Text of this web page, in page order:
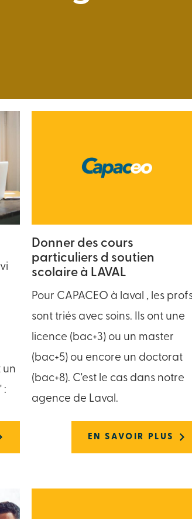
un
:
Donner des cours
particuliers d soutien
scolaire à LAVAL
Pour CAPACEO à laval , les
sont triés avec soins. Ils ont une
licence (bac+3) ou un master
(bac+5) ou encore un doctorat
(bac+8). C'est le cas dans notre
agence de Laval.
EN SAVOIR PLUS